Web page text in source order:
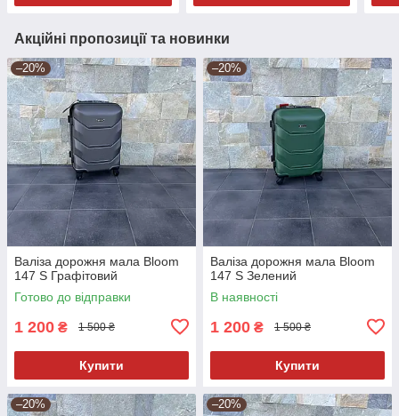
Акційні пропозиції та новинки
–20%
Валіза дорожня мала Bloom
147 S Графітовий
Готово до відправки
1 200 ₴ 1 500 ₴
Купити
–20%
Валіза дорожня мала Bloom
147 S Зелений
В наявності
1 200 ₴ 1 500 ₴
Купити
–20% –20%